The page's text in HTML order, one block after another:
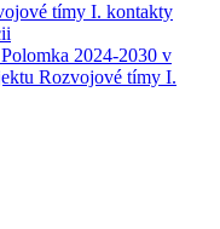
tímy I. kontakty
2024-2030 v
Rozvojové tímy I.